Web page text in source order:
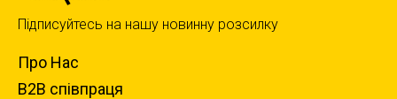
Підписуйтесь на нашу новинну розсилку
Про Нас
B2B співпраця